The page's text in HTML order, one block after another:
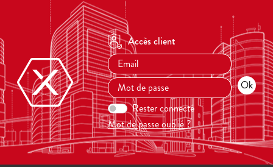
Accès client
Rester connecté
Mot de passe oublié ?